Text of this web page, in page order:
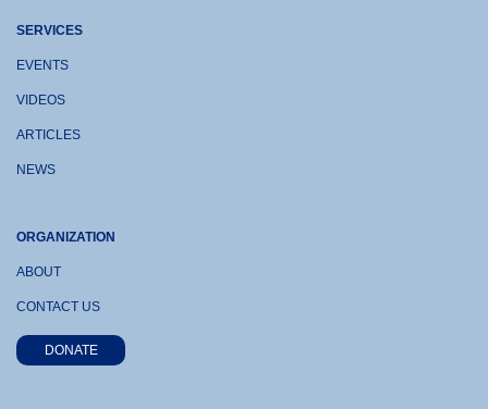
SERVICES
EVENTS
VIDEOS
ARTICLES
NEWS
ORGANIZATION
ABOUT
CONTACT US
DONATE